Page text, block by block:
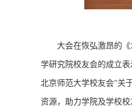
大会在恢弘激昂的
学研究院校友会的成立
北京师范大学校友会“关
资源，助力学院及学校